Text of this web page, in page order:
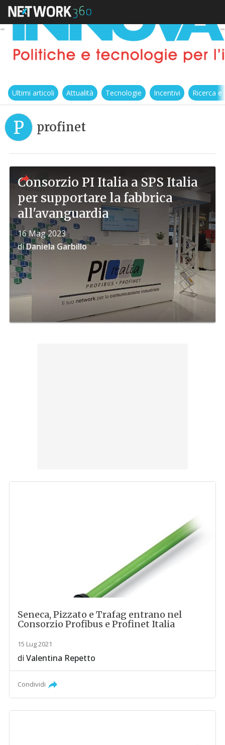
Ultimi articoli Attualità Tecnologie Incentivi Ricerca
P profinet
Consorzio PI Italia a SPS Italia
per supportare la fabbrica
all'avanguardia
16 Mag 2023
diDaniela Garbillo
Seneca, Pizzato e Trafag entrano nel
Consorzio Profibus e Profinet Italia
15 Lug 2021
diValentina Repetto
Condividi